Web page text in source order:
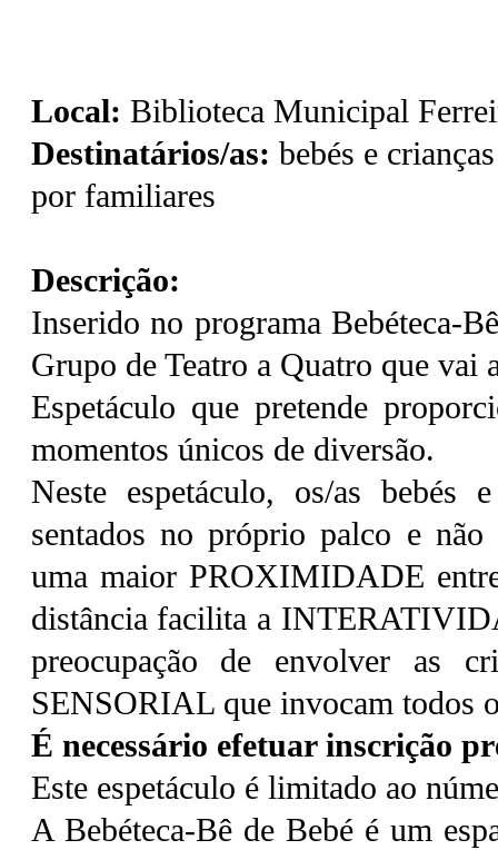
Local: Biblioteca Municipal
Destinatários/as: bebés e
por familiares
Descrição:
Inserido no programa Bebéteca-
Grupo de Teatro a Quatro que vai
Espetáculo que pretende
momentos únicos de diversão.
Neste espetáculo, os/as bebés
sentados no próprio palco e
uma maior PROXIMIDADE
distância facilita a
preocupação de envolver as
SENSORIAL que invocam todos
É necessário efetuar inscrição
Este espetáculo é limitado ao
A Bebéteca-Bê de Bebé é um